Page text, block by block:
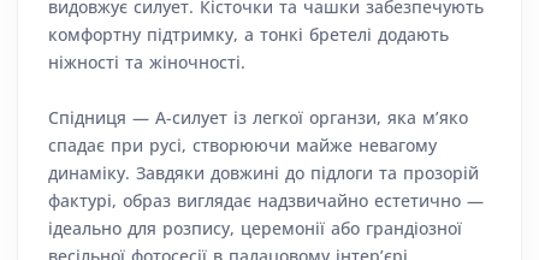
видовжує силует. Кісточки та чашки забезпечують
комфортну підтримку, а тонкі бретелі додають
ніжності та жіночності.
Спідниця — А-силует із легкої органзи, яка м’яко
спадає при русі, створюючи майже невагому
динаміку. Завдяки довжині до підлоги та прозорій
фактурі, образ виглядає надзвичайно естетично —
ідеально для розпису, церемонії або грандіозної